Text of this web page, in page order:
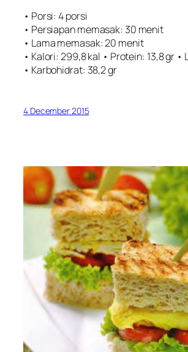
• Porsi: 4 porsi
• Persiapan memasak: 30 menit
• Lama memasak: 20 menit
• Kalori: 299,8 kal • Protein: 13,8 gr •
• Karbohidrat: 38,2 gr
4 December 2015